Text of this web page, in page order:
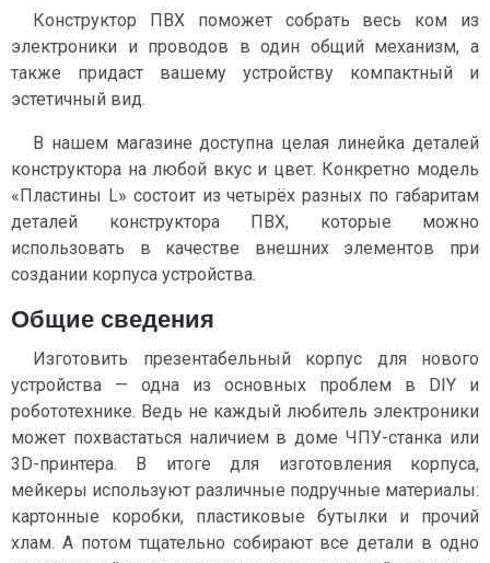
Конструктор ПВХ поможет собрать весь ком из
электроники и проводов в один общий механизм, а
также придаст вашему устройству компактный и
эстетичный вид.
В нашем магазине доступна целая линейка деталей
конструктора на любой вкус и цвет. Конкретно модель
«Пластины L» состоит из четырёх разных по габаритам
деталей конструктора ПВХ, которые можно
использовать в качестве внешних элементов при
создании корпуса устройства.
Общие сведения
Изготовить презентабельный корпус для нового
устройства — одна из основных проблем в DIY и
робототехнике. Ведь не каждый любитель электроники
может похвастаться наличием в доме ЧПУ-станка или
3D-принтера. В итоге для изготовления корпуса,
мейкеры используют различные подручные материалы:
картонные коробки, пластиковые бутылки и прочий
хлам. А потом тщательно собирают все детали в одно